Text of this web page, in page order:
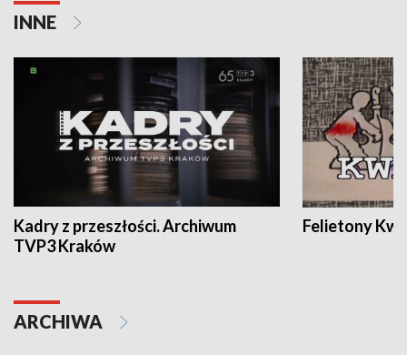
INNE
Kadry z przeszłości. Archiwum
TVP3 Kraków
Felietony
ARCHIWA